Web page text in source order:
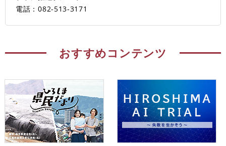
電話：082-513-3171
おすすめコンテンツ